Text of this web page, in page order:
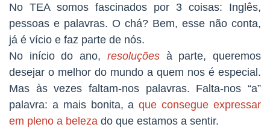
No TEA somos fascinados por 3 coisas: Inglês,
pessoas e palavras. O chá? Bem, esse não conta,
já é vício e faz parte de nós.
No início do ano, resoluçõesà parte, queremos
desejar o melhor do mundo a quem nos é especial.
Mas às vezes faltam-nos palavras. Falta-nos “a”
palavra: a mais bonita, aque consegue expressar
em pleno a beleza do que estamos a sentir.